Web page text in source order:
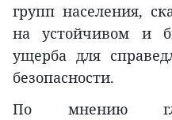
групп населения,
на устойчивом и
ущерба для
безопасности.
По мнению